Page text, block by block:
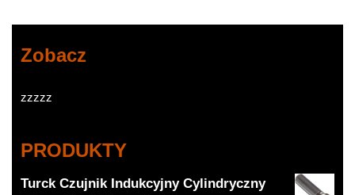
Zobacz
zzzzz
PRODUKTY
Turck Czujnik Indukcyjny Cylindryczny